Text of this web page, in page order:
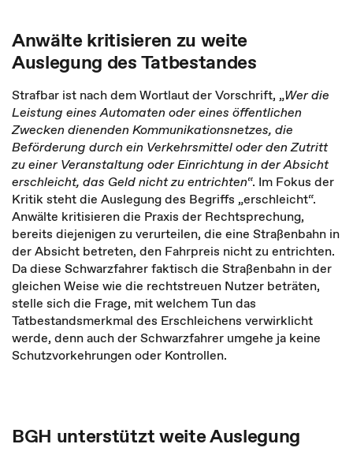
Anwälte kritisieren zu weite
Auslegung des Tatbestandes
Strafbar ist nach dem Wortlaut der Vorschrift, „Wer die
Leistung eines Automaten oder eines öffentlichen
Zwecken dienenden Kommunikationsnetzes, die
Beförderung durch ein Verkehrsmittel oder den Zutritt
zu einer Veranstaltung oder Einrichtung in der Absicht
erschleicht, das Geld nicht zu entrichten“. Im Fokus der
Kritik steht die Auslegung des Begriffs „erschleicht“.
Anwälte kritisieren die Praxis der Rechtsprechung,
bereits diejenigen zu verurteilen, die eine Straßenbahn in
der Absicht betreten, den Fahrpreis nicht zu entrichten.
Da diese Schwarzfahrer faktisch die Straßenbahn in der
gleichen Weise wie die rechtstreuen Nutzer beträten,
stelle sich die Frage, mit welchem Tun das
Tatbestandsmerkmal des Erschleichens verwirklicht
werde, denn auch der Schwarzfahrer umgehe ja keine
Schutzvorkehrungen oder Kontrollen.
BGH unterstützt weite Auslegung